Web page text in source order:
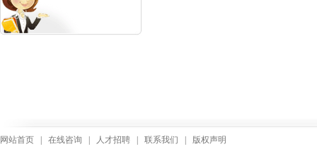
网站首页 在线咨询 人才招聘 联系我们 版权声明